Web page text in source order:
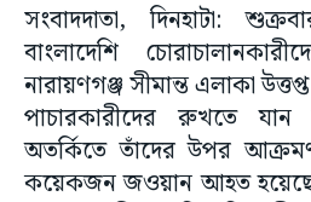
সংবাদদাতা, দিনহাটা:
বাংলাদেশি
নারায়ণগঞ্জ সীমান্ত এলাকা
পাচারকারীদের রুখতে
অতর্কিতে তাঁদের উপর
কয়েকজন জওয়ান আহত